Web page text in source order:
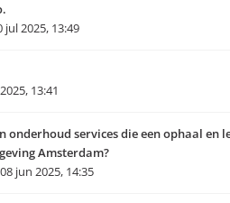
jul 2025, 13:49
13:41
onderhoud services die een ophaal en
Amsterdam?
jun 2025, 14:35